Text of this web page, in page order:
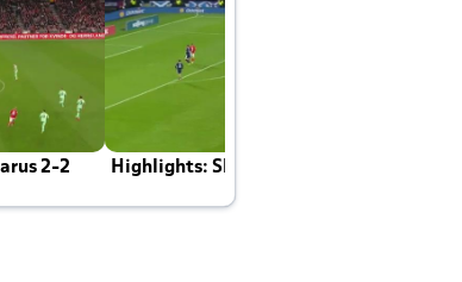
2-2 Highlights: Skotland - Danmark 4-2